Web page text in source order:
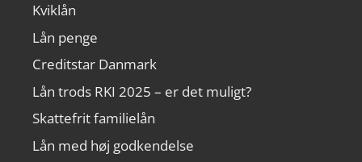
Kviklån
Lån penge
Creditstar Danmark
Lån trods RKI 2025 – er det muligt?
Skattefrit familielån
Lån med høj godkendelse